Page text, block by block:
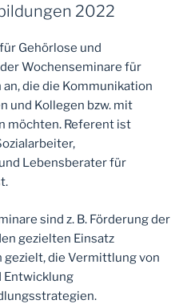
2022
Gehörlose und
Wochenseminare für
die die Kommunikation
und Kollegen bzw. mit
möchten. Referent ist
Lebensberater für
sind z. B. Förderung der
gezielten Einsatz
gezielt, die Vermittlung von
Entwicklung